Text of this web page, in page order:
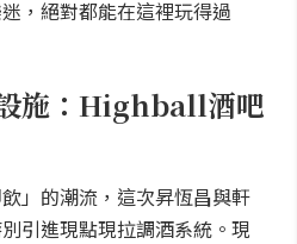
，絕對都能在這裡玩得過
施：Highball酒吧
」的潮流，這次昇恆昌與軒
引進現點現拉調酒系統。現